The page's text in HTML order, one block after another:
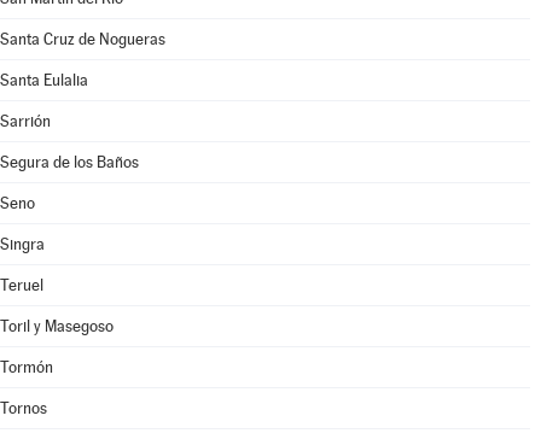
Santa Cruz de Nogueras
Santa Eulalia
Sarrión
Segura de los Baños
Seno
Singra
Teruel
Toril y Masegoso
Tormón
Tornos